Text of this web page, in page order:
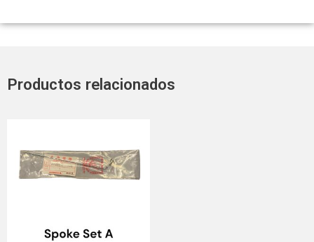
Productos relacionados